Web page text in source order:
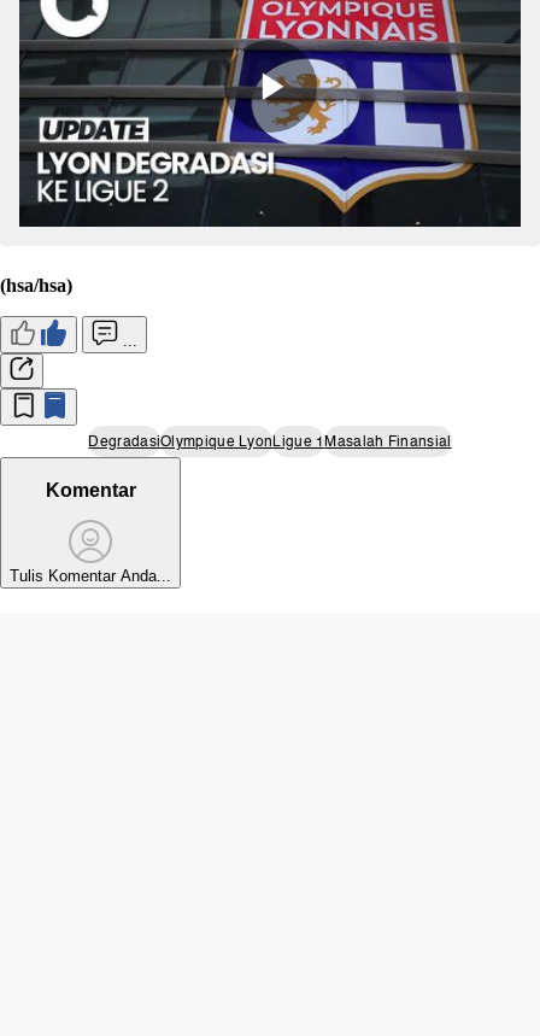
(hsa/hsa)
DegradasiOlympique LyonLigue 1Masalah Finansial
Komentar
Tulis Komentar Anda...